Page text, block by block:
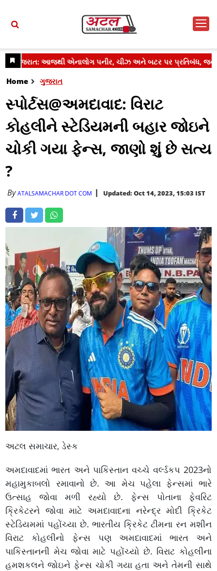
Home ગુજરાત
સ્પોર્ટસ@અમદાવાદ: વિરાટ
કોહલીને સ્ટેડિયમની બહાર જોઇને
ચોકી ગયા ફેન્સ, જાણો શું છે સત્ય
?
ByATALSAMACHAR DOT COM Updated: Oct 14, 2023, 15:03 IST
અટલ સમાચાર, ડેસ્ક
અમદાવાદમાં ભારત અને પાકિસ્તાન વચ્ચે વર્લ્ડકપ 2023નો
મહામુકાબલો રમાવાનો છે. આ મેચ પહેલા ફેન્સમાં ભારે
ઉત્સાહ જોવા મળી રહ્યો છે. ફેન્સ પોતાના ફેવરિટ
ક્રિકેટરને જોવા માટે અમદાવાદના નરેન્દ્ર મોદી ક્રિકેટ
સ્ટેડિયમમાં પહોંચ્યા છે. ભારતીય ક્રિકેટ ટીમના રન મશીન
વિરાટ કોહલીનો ફેન્સ પણ અમદાવાદમાં ભારત અને
પાકિસ્તાનની મેચ જોવા માટે પહોંચ્યો છે. વિરાટ કોહલીના
હમશકલને જોઇને ફેન્સ ચોકી ગયા હતા અને તેમની સાથે